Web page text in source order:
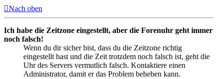
Nach oben
Ich habe die Zeitzone eingestellt, aber die Forenuhr geht immer
noch falsch!
Wenn du dir sicher bist, dass du die Zeitzone richtig
eingestellt hast und die Zeit trotzdem noch falsch ist, geht die
Uhr des Servers vermutlich falsch. Kontaktiere einen
Administrator, damit er das Problem beheben kann.